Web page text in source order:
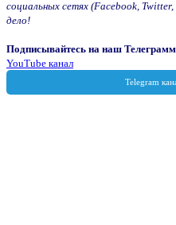
социальных сетях (Facebook,
дело!
Подписывайтесь на наш
YouTube канал